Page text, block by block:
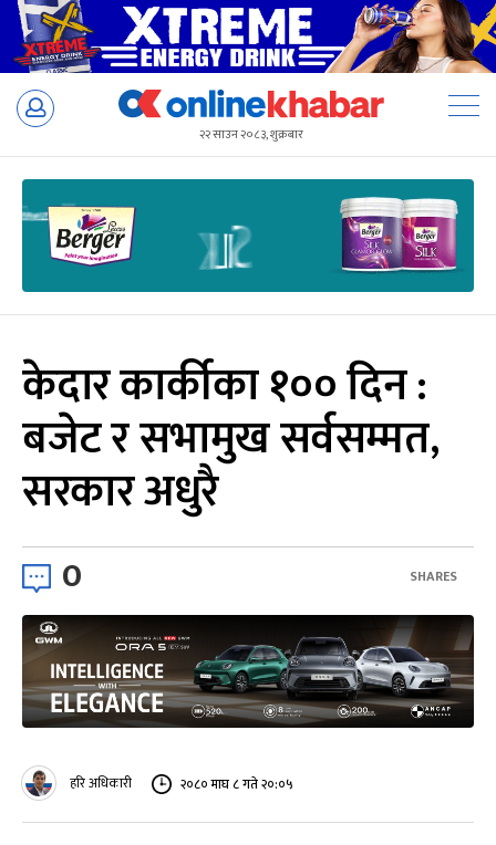
Skip
२२ साउन २०८३, शुक्रबार
केदार कार्कीका १०० दिन :
बजेट र सभामुख सर्वसम्मत,
सरकार अधुरै
0 SHARES
हरि अधिकारी २०८० माघ ८ गते २०:०५